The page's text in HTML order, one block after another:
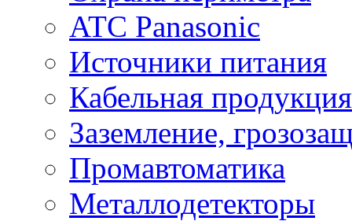
ATC Panasonic
Источники питания
Кабельная продукция
Заземление,
Промавтоматика
Металлодетекторы